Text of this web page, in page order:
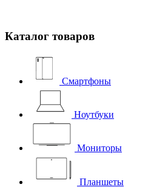
Каталог товаров
Смартфоны
Ноутбуки
Мониторы
Планшеты